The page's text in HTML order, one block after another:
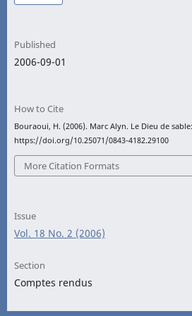
Published
2006-09-01
How to Cite
Bouraoui, H. (2006). Marc Alyn. Le Dieu de
https://doi.org/10.25071/0843-4182.29100
More Citation Formats
Issue
Vol. 18 No. 2 (2006)
Section
Comptes rendus